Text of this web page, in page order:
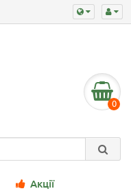
0
Акції